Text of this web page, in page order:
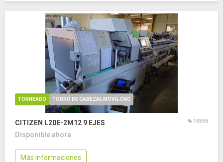
TORNEADO TORNO DE CABEZAL MOVIL CNC
CITIZEN L20E-2M12 9 EJES 16306
Disponible ahora
Más informaciones